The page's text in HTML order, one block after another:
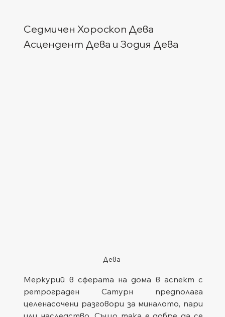
Седмичен Хороскоп Дева
Асцендент Дева и Зодия Дева
Дева
Меркурий в сферата на дома в аспект с
ретрограден Сатурн предполага
целенасочени разговори за миналото, пари